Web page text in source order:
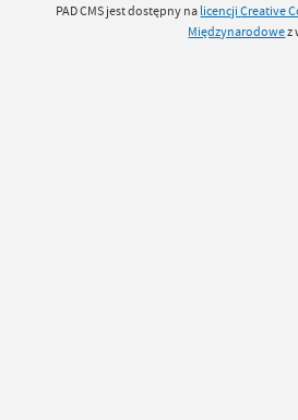
PAD CMS jest dostępny na licencjiCreative
Międzynarodowez